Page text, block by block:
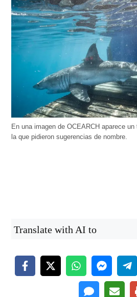
En una imagen de OCEARCH aparece
la que pidieron sugerencias de nombre.
Translate with AI to